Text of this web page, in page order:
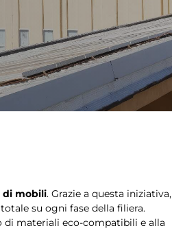
di mobili. Grazie a questa iniziativa,
su ogni fase della filiera.
di materiali eco-compatibili e alla